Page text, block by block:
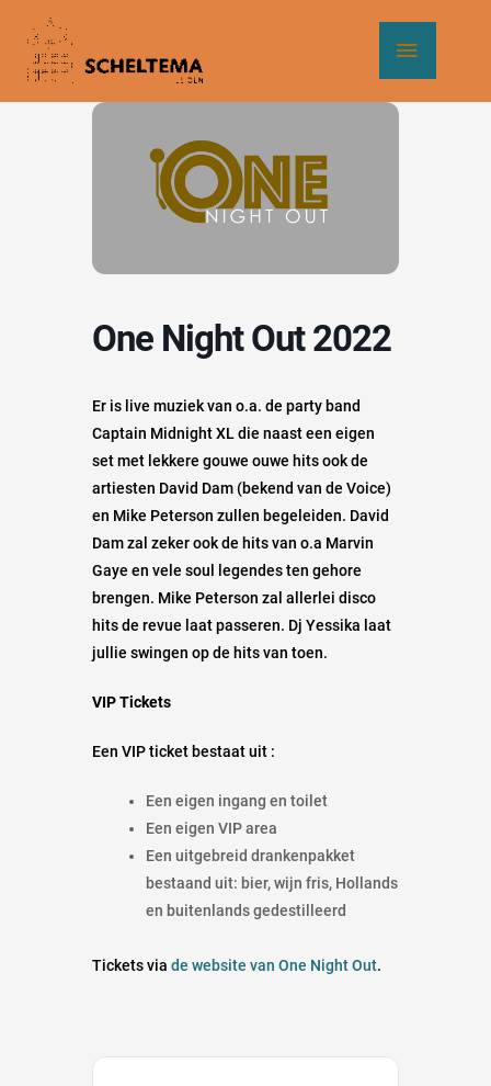
naar
One Night Out 2022
Er is live muziek van o.a. de party band
Captain Midnight XL die naast een eigen
set met lekkere gouwe ouwe hits ook de
artiesten David Dam (bekend van de Voice)
en Mike Peterson zullen begeleiden. David
Dam zal zeker ook de hits van o.a Marvin
Gaye en vele soul legendes ten gehore
brengen. Mike Peterson zal allerlei disco
hits de revue laat passeren. Dj Yessika laat
jullie swingen op de hits van toen.
VIP Tickets
Een VIP ticket bestaat uit :
Een eigen ingang en toilet
Een eigen VIP area
Een uitgebreid drankenpakket
bestaand uit: bier, wijn fris, Hollands
en buitenlands gedestilleerd
Tickets via de website van One Night Out.